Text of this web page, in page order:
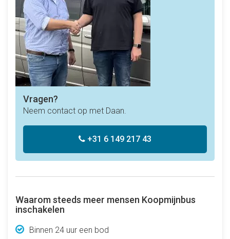
Vragen?
Neem contact op met Daan.
+31 6 149 217 43
Waarom steeds meer mensen Koopmijnbus
inschakelen
Binnen 24 uur een bod